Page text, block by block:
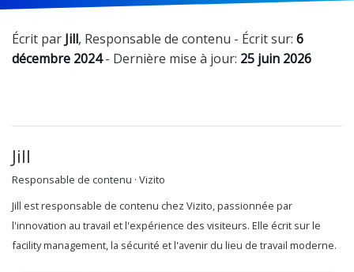
Écrit par Jill, Responsable de contenu - Écrit sur: 6
décembre 2024- Dernière mise à jour: 25 juin 2026
Jill
Responsable de contenu · Vizito
Jill est responsable de contenu chez Vizito, passionnée par
l'innovation au travail et l'expérience des visiteurs. Elle écrit sur le
facility management, la sécurité et l'avenir du lieu de travail moderne.